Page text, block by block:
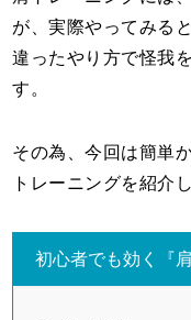
が、実際やってみる
違ったやり方で怪我
す。
その為、今回は簡単
トレーニングを紹介
初心者でも効く『